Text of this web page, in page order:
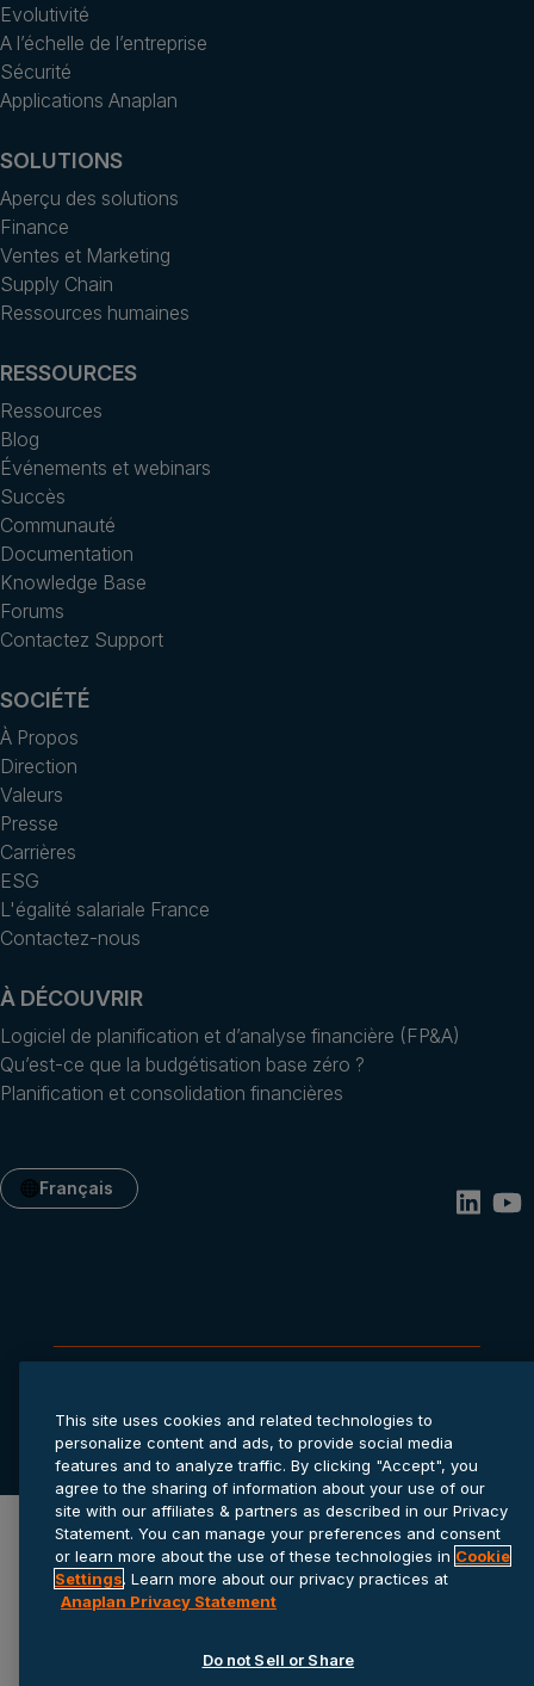
Evolutivité
A l’échelle de l’entreprise
Sécurité
Applications Anaplan
SOLUTIONS
Aperçu des solutions
Finance
Ventes et Marketing
Supply Chain
Ressources humaines
RESSOURCES
Ressources
Blog
Événements et webinars
Succès
Communauté
Documentation
Knowledge Base
Forums
Contactez Support
SOCIÉTÉ
À Propos
Direction
Valeurs
Presse
Carrières
ESG
L'égalité salariale France
Contactez-nous
À DÉCOUVRIR
Logiciel de planification et d’analyse financière (FP&A)
Qu’est-ce que la budgétisation base zéro ?
Planification et consolidation financières
Français
© 2026 Anaplan, Inc. Tous droits réservés.
Confidentialité Cookie settings Conditions d’utilisation
This site uses cookies and related technologies to
personalize content and ads, to provide social media
features and to analyze traffic. By clicking "Accept", you
agree to the sharing of information about your use of our
site with our affiliates & partners as described in our Privacy
Statement. You can manage your preferences and consent
or learn more about the use of these technologies in Cookie
Settings. Learn more about our privacy practices at
Anaplan Privacy Statement
Do not Sell or Share